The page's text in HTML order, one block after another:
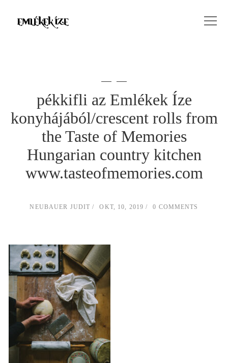
pékkifli az Emlékek Íze
konyhájából/crescent rolls from
the Taste of Memories
Hungarian country kitchen
www.tasteofmemories.com
NEUBAUER JUDIT OKT, 10, 2019 0 COMMENTS